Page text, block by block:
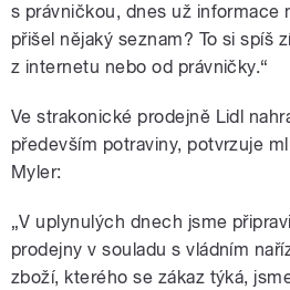
s právničkou, dnes už informace
přišel nějaký seznam? To si spíš
z internetu nebo od právničky.“
Ve strakonické prodejně Lidl
především potraviny, potvrzuje
Myler:
„V uplynulých dnech jsme
prodejny v souladu s vládním
zboží, kterého se zákaz týká,